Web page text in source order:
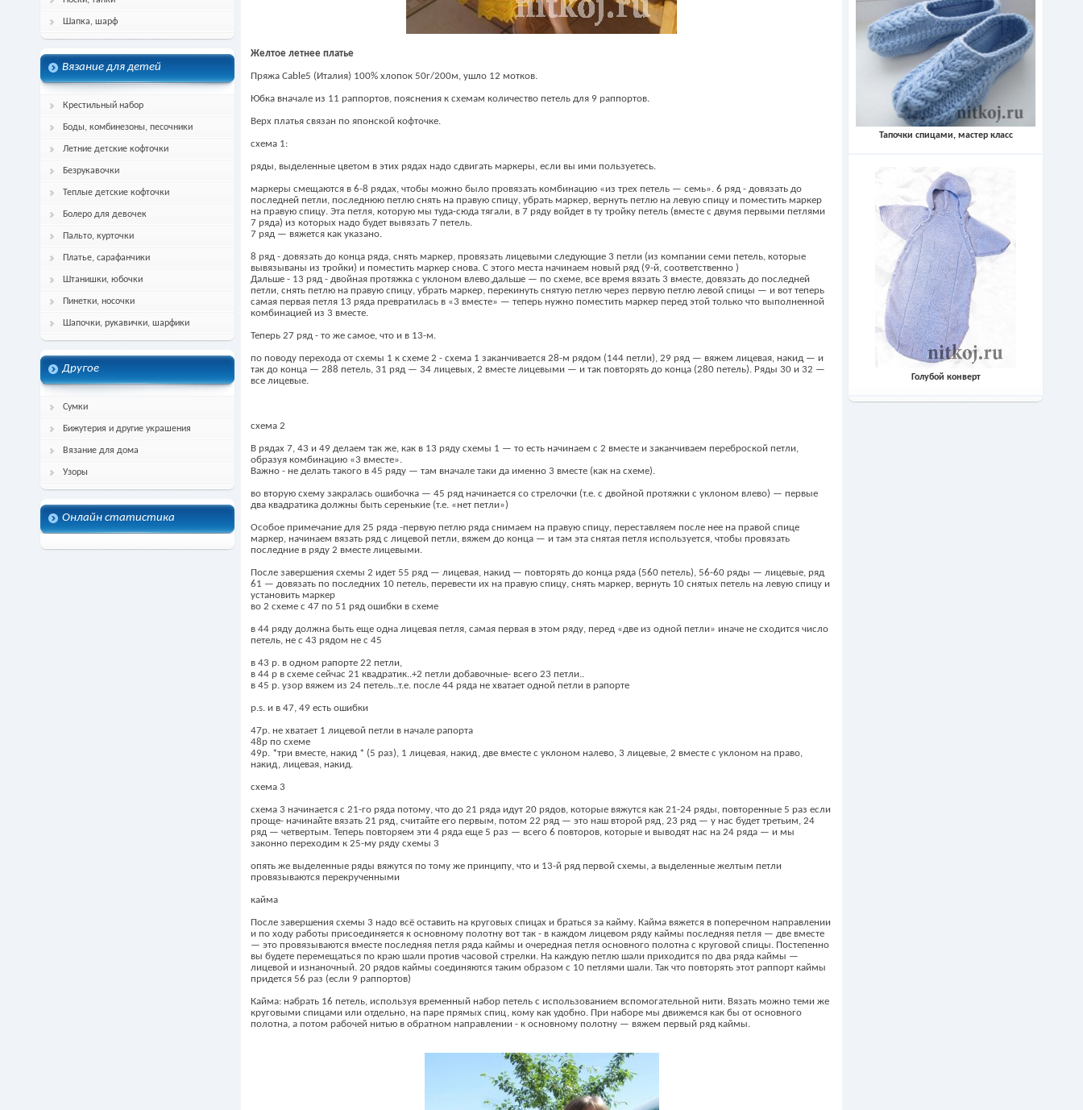
Шапка, шарф
Вязание для детей
Крестильный набор
Боды, комбинезоны, песочники
Летние детские кофточки
Безрукавочки
Теплые детские кофточки
Болеро для девочек
Пальто, курточки
Платье, сарафанчики
Штанишки, юбочки
Пинетки, носочки
Шапочки, рукавички, шарфики
Другое
Сумки
Бижутерия и другие украшения
Вязание для дома
Узоры
Онлайн статистика
Тапочки спицами, мастер класс
Голубой конверт
Желтое летнее платье
Пряжа Cable5 (Италия) 100% хлопок 50г/200м, ушло 12 мотков.
Юбка вначале из 11 раппортов, пояснения к схемам количество петель для 9 раппортов.
Верх платья связан по японской кофточке.
схема 1:
ряды, выделенные цветом в этих рядах надо сдвигать маркеры, если вы ими пользуетесь.
маркеры смещаются в 6-8 рядах, чтобы можно было провязать комбинацию «из трех петель — семь». 6 ряд - довязать до
последней петли, последнюю петлю снять на правую спицу, убрать маркер, вернуть петлю на левую спицу и поместить маркер
на правую спицу. Эта петля, которую мы туда-сюда тягали, в 7 ряду войдет в ту тройку петель (вместе с двумя первыми петлями
7 ряда) из которых надо будет вывязать 7 петель.
7 ряд — вяжется как указано.
8 ряд - довязать до конца ряда, снять маркер, провязать лицевыми следующие 3 петли (из компании семи петель, которые
вывязываны из тройки) и поместить маркер снова. С этого места начинаем новый ряд (9-й, соответственно )
Дальше - 13 ряд - двойная протяжка с уклоном влево,дальше — по схеме, все время вязать 3 вместе, довязать до последней
петли, снять петлю на правую спицу, убрать маркер, перекинуть снятую петлю через первую петлю левой спицы — и вот теперь
самая первая петля 13 ряда превратилась в «3 вместе» — теперь нужно поместить маркер перед этой только что выполненной
комбинацией из 3 вместе.
Теперь 27 ряд - то же самое, что и в 13-м.
по поводу перехода от схемы 1 к схеме 2 - схема 1 заканчивается 28-м рядом (144 петли), 29 ряд — вяжем лицевая, накид — и
так до конца — 288 петель, 31 ряд — 34 лицевых, 2 вместе лицевыми — и так повторять до конца (280 петель). Ряды 30 и 32 —
все лицевые.
схема 2
В рядах 7, 43 и 49 делаем так же, как в 13 ряду схемы 1 — то есть начинаем с 2 вместе и заканчиваем переброской петли,
образуя комбинацию «3 вместе».
Важно - не делать такого в 45 ряду — там вначале таки да именно 3 вместе (как на схеме).
во вторую схему закралась ошибочка — 45 ряд начинается со стрелочки (т.е. с двойной протяжки с уклоном влево) — первые
два квадратика должны быть серенькие (т.е. «нет петли»)
Особое примечание для 25 ряда -первую петлю ряда снимаем на правую спицу, переставляем после нее на правой спице
маркер, начинаем вязать ряд с лицевой петли, вяжем до конца — и там эта снятая петля используется, чтобы провязать
последние в ряду 2 вместе лицевыми.
После завершения схемы 2 идет 55 ряд — лицевая, накид — повторять до конца ряда (560 петель), 56-60 ряды — лицевые, ряд
61 — довязать по последних 10 петель, перевести их на правую спицу, снять маркер, вернуть 10 снятых петель на левую спицу и
установить маркер
во 2 схеме с 47 по 51 ряд ошибки в схеме
в 44 ряду должна быть еще одна лицевая петля, самая первая в этом ряду, перед «две из одной петли» иначе не сходится число
петель, не с 43 рядом не с 45
в 43 р. в одном рапорте 22 петли,
в 44 р в схеме сейчас 21 квадратик..+2 петли добавочные- всего 23 петли..
в 45 р. узор вяжем из 24 петель..т.е. после 44 ряда не хватает одной петли в рапорте
p.s. и в 47, 49 есть ошибки
47р. не хватает 1 лицевой петли в начале рапорта
48р по схеме
49р. *три вместе, накид * (5 раз), 1 лицевая, накид, две вместе с уклоном налево, 3 лицевые, 2 вместе с уклоном на право,
накид, лицевая, накид.
схема 3
схема 3 начинается с 21-го ряда потому, что до 21 ряда идут 20 рядов, которые вяжутся как 21-24 ряды, повторенные 5 раз если
проще- начинайте вязать 21 ряд, считайте его первым, потом 22 ряд — это наш второй ряд, 23 ряд — у нас будет третьим, 24
ряд — четвертым. Теперь повторяем эти 4 ряда еще 5 раз — всего 6 повторов, которые и выводят нас на 24 ряда — и мы
законно переходим к 25-му ряду схемы 3
опять же выделенные ряды вяжутся по тому же принципу, что и 13-й ряд первой схемы, а выделенные желтым петли
провязываются перекрученными
кайма
После завершения схемы 3 надо всё оставить на круговых спицах и браться за кайму. Кайма вяжется в поперечном направлении
и по ходу работы присоединяется к основному полотну вот так - в каждом лицевом ряду каймы последняя петля — две вместе
— это провязываются вместе последняя петля ряда каймы и очередная петля основного полотна с круговой спицы. Постепенно
вы будете перемещаться по краю шали против часовой стрелки. На каждую петлю шали приходится по два ряда каймы —
лицевой и изнаночный. 20 рядов каймы соединяются таким образом с 10 петлями шали. Так что повторять этот раппорт каймы
придется 56 раз (если 9 раппортов)
Кайма: набрать 16 петель, используя временный набор петель с использованием вспомогательной нити. Вязать можно теми же
круговыми спицами или отдельно, на паре прямых спиц, кому как удобно. При наборе мы движемся как бы от основного
полотна, а потом рабочей нитью в обратном направлении - к основному полотну — вяжем первый ряд каймы.